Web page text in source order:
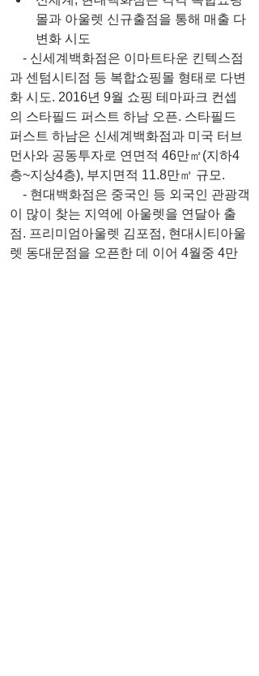
몰과 아울렛 신규출점을 통해 매출 다
변화 시도
과 센텀시티점 등 복합쇼핑몰 형태로 다변
화 시도. 2016년 9월 쇼핑 테마파크 컨셉
의 스타필드 퍼스트 하남 오픈. 스타필드
퍼스트 하남은 신세계백화점과 미국 터브
먼사와 공동투자로 연면적 46만㎡(지하4
층~지상4층), 부지면적 11.8만㎡ 규모.
이 많이 찾는 지역에 아울렛을 연달아 출
점. 프리미엄아울렛 김포점, 현대시티아울
렛 동대문점을 오픈한 데 이어 4월중 4만